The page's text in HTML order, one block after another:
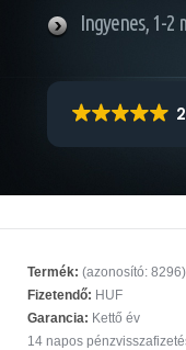
Ingyenes, 1-2
Termék: (azonosító: 8296)
Fizetendő: HUF
Garancia: Kettő év
14 napos